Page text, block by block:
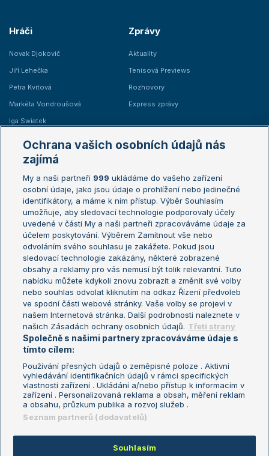
Hráči
Novak Djokovič
Jiří Lehečka
Petra Kvitová
Markéta Vondroušová
Iga Swiatek
Zprávy
Aktuality
Tenisová Previews
Rozhovory
Express zprávy
Žebříčky
Žebříček ATP (muži)
Žebříček WTA (ženy)
Sázkařský žebříček
Australian Open
French Open
Wimbledon
US Open
Turnaj mistrů
Turnaj mistryň
Aktualní trendy
Fotbalové přestupy
Livesport Daily
LS Prague Open
Podmínky užití
Nastavení soukromí
GDPR a žurnalistika
Reklama
Kontakt
Informace o zpracování osobních
údajů
Ochrana vašich osobních údajů nás
zajímá
My a naši partneři 999 ukládáme do vašeho zařízení
osobní údaje, jako jsou údaje o prohlížení nebo jedinečné
identifikátory, a máme k nim přístup. Výběr Souhlasím
umožňuje, aby sledovací technologie podporovaly účely
uvedené v části My a naši partneři zpracováváme údaje za
účelem poskytování. Výběrem Zamítnout vše nebo
odvoláním svého souhlasu je zakážete. Pokud jsou
sledovací technologie zakázány, některé zobrazené
obsahy a reklamy pro vás nemusí být tolik relevantní. Tuto
nabídku můžete kdykoli znovu zobrazit a změnit své volby
nebo souhlas odvolat kliknutím na odkaz Řízení předvoleb
ve spodní části webové stránky. Vaše volby se projeví v
našem Internetová stránka. Další podrobnosti naleznete v
našich Zásadách ochrany osobních údajů. Třetí strany
Společně s našimi partnery zpracováváme údaje s
tímto cílem:
Používání přesných údajů o zeměpisné poloze . Aktivní
vyhledávání identifikačních údajů v rámci specifických
vlastností zařízení . Ukládání a/nebo přístup k informacím v
zařízení . Personalizovaná reklama a obsah, měření reklam
a obsahu, průzkum publika a rozvoj služeb .
Seznam partnerů (dodavatelů)
Souhlasím